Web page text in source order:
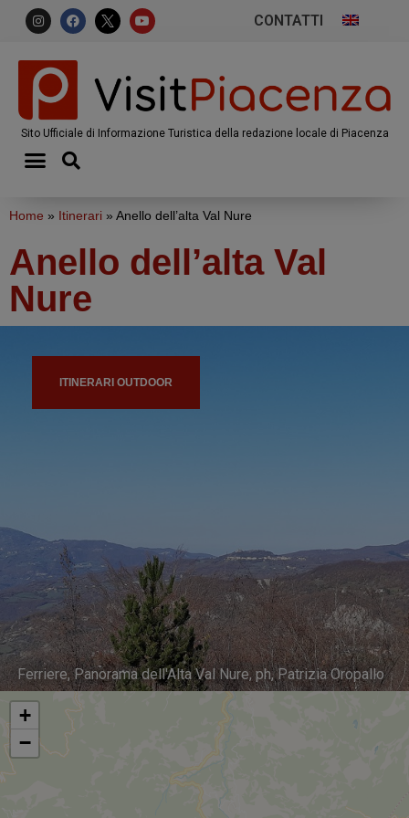
CONTATTI
Sito Ufficiale di Informazione Turistica della redazione locale di Piacenza
Home » Itinerari » Anello dell’alta Val Nure
Anello dell’alta Val
Nure
ITINERARI OUTDOOR
Ferriere, Panorama dell'Alta Val Nure, ph, Patrizia Oropallo
+
−